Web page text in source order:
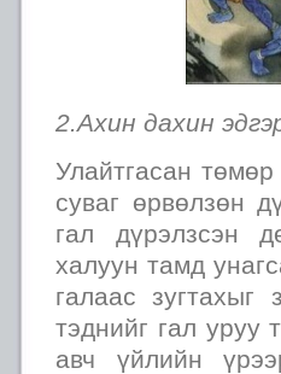
2.Ахин дахин
Улайтгасан
суваг өрвөлзөн
гал дүрэлзсэн
халуун тамд
галаас зугтахыг
тэднийг гал уруу
авч үйлийн